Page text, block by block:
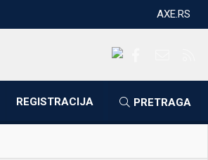
AXE.RS
REGISTRACIJA PRETRAGA